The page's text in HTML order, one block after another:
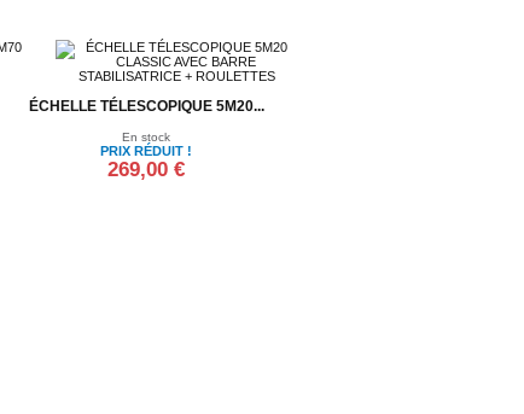
ÉCHELLE TÉLESCOPIQUE 5M20...
En stock
PRIX RÉDUIT !
269,00 €